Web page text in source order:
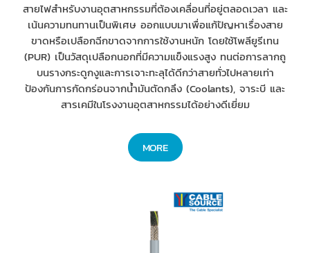
สายไฟสำหรับงานอุตสาหกรรมที่ต้องเคลื่อนที่อยู่ตลอดเวลา และ
เน้นความทนทานเป็นพิเศษ ออกแบบมาเพื่อแก้ปัญหาเรื่องสาย
ขาดหรือเปลือกฉีกขาดจากการใช้งานหนัก โดยใช้โพลียูรีเทน
(PUR) เป็นวัสดุเปลือกนอกที่มีความแข็งแรงสูง ทนต่อการลากถู
บนรางกระดูกงูและการเจาะทะลุได้ดีกว่าสายทั่วไปหลายเท่า
ป้องกันการกัดกร่อนจากน้ำมันตัดกลึง (Coolants), จาระบี และ
สารเคมีในโรงงานอุตสาหกรรมได้อย่างดีเยี่ยม
MORE